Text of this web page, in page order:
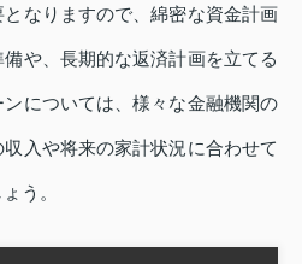
なりますので、綿密な資金計画
や、長期的な返済計画を立てる
については、様々な金融機関の
入や将来の家計状況に合わせて
う。